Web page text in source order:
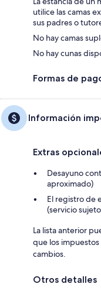
utilice las camas
sus padres o
No hay camas
No hay cunas
Formas de
Información
Extras
Desayuno
aproximado)
El registro de
(servicio
La lista anterior
que los
cambios.
Otros detalles